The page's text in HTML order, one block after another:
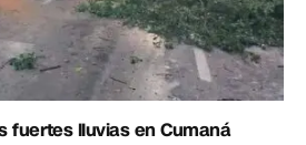
fuertes lluvias en Cumaná